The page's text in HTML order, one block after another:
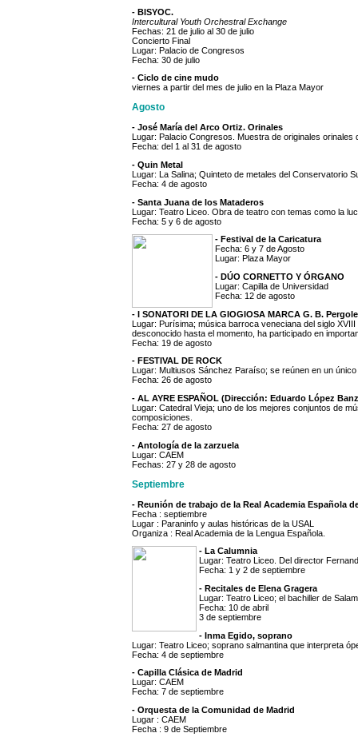
- BISYOC.
Intercultural Youth Orchestral Exchange
Fechas: 21 de julio al 30 de julio
Concierto Final
Lugar: Palacio de Congresos
Fecha: 30 de julio
- Ciclo de cine mudo
viernes a partir del mes de julio en la Plaza Mayor
Agosto
- José María del Arco Ortiz. Orinales
Lugar: Palacio Congresos. Muestra de originales orinales
Fecha: del 1 al 31 de agosto
- Quin Metal
Lugar: La Salina; Quinteto de metales del Conservatorio
Fecha: 4 de agosto
- Santa Juana de los Mataderos
Lugar: Teatro Liceo. Obra de teatro con temas como la
Fecha: 5 y 6 de agosto
- Festival de la Caricatura
Fecha: 6 y 7 de Agosto
Lugar: Plaza Mayor
- DÚO CORNETTO Y ÓRGANO
Lugar: Capilla de Universidad
Fecha: 12 de agosto
- I SONATORI DE LA GIOGIOSA MARCA G. B.
Lugar: Purísima; música barroca veneciana del siglo
desconocido hasta el momento, ha participado en
Fecha: 19 de agosto
- FESTIVAL DE ROCK
Lugar: Multiusos Sánchez Paraíso; se reúnen en un
Fecha: 26 de agosto
- AL AYRE ESPAÑOL (Dirección: Eduardo López
Lugar: Catedral Vieja; uno de los mejores conjuntos de
composiciones.
Fecha: 27 de agosto
- Antología de la zarzuela
Lugar: CAEM
Fechas: 27 y 28 de agosto
Septiembre
- Reunión de trabajo de la Real Academia Española
Fecha : septiembre
Lugar : Paraninfo y aulas históricas de la USAL
Organiza : Real Academia de la Lengua Española.
- La Calumnia
Lugar: Teatro Liceo. Del director
Fecha: 1 y 2 de septiembre
- Recitales de Elena Gragera
Lugar: Teatro Liceo; el bachiller de
Fecha: 10 de abril
3 de septiembre
- Inma Egido, soprano
Lugar: Teatro Liceo; soprano salmantina que interpreta
Fecha: 4 de septiembre
- Capilla Clásica de Madrid
Lugar: CAEM
Fecha: 7 de septiembre
- Orquesta de la Comunidad de Madrid
Lugar : CAEM
Fecha : 9 de Septiembre